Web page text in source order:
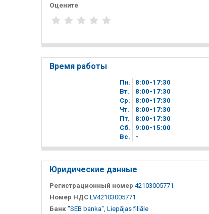
Оцените
Время работы
Пн. 8 00-17 30
Вт.
8 00-17 30
Ср.
8 00-17 30
Чт.
8 00-17 30
Пт.
8 00-17 30
Сб.
9 00-15 00
Вc.
-
Юридические данные
Регистрационный номер 42103005771
Номер НДС LV42103005771
Банк "SEB banka", Liepājas filiāle